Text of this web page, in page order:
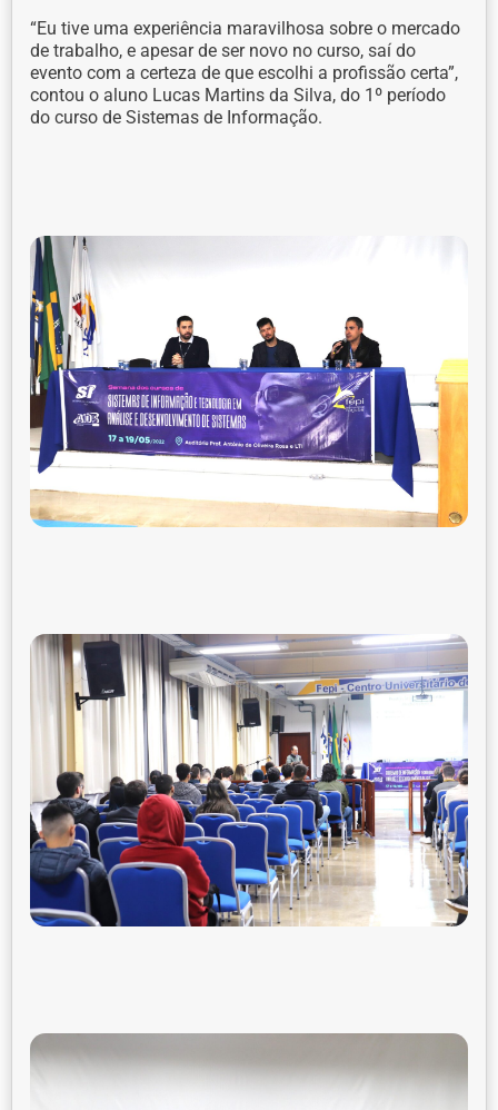
“Eu tive uma experiência maravilhosa sobre o mercado
de trabalho, e apesar de ser novo no curso, saí do
evento com a certeza de que escolhi a profissão certa”,
contou o aluno Lucas Martins da Silva, do 1º período
do curso de Sistemas de Informação.